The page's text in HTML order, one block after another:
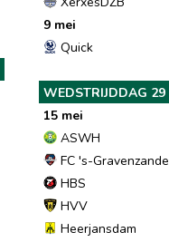
9 mei
Quick
WEDSTRIJDDAG 29
15 mei
ASWH
FC 's-Gravenzande
HBS
HVV
Heerjansdam